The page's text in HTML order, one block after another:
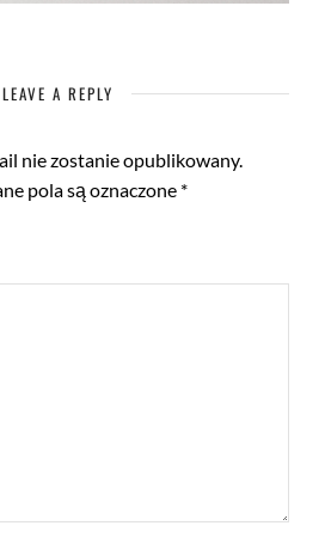
LEAVE A REPLY
nie zostanie opublikowany.
pola są oznaczone *